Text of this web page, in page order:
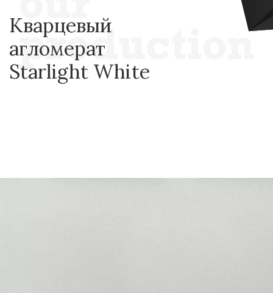
Кварцевый
агломерат
Starlight White